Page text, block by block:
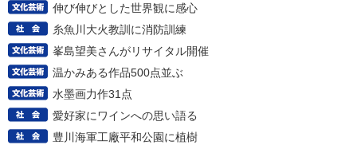
伸び伸びとした世界観に感心
糸魚川大火教訓に消防訓練
峯島望美さんがリサイタル開催
温かみある作品500点並ぶ
水墨画力作31点
愛好家にワインへの思い語る
豊川海軍工廠平和公園に植樹